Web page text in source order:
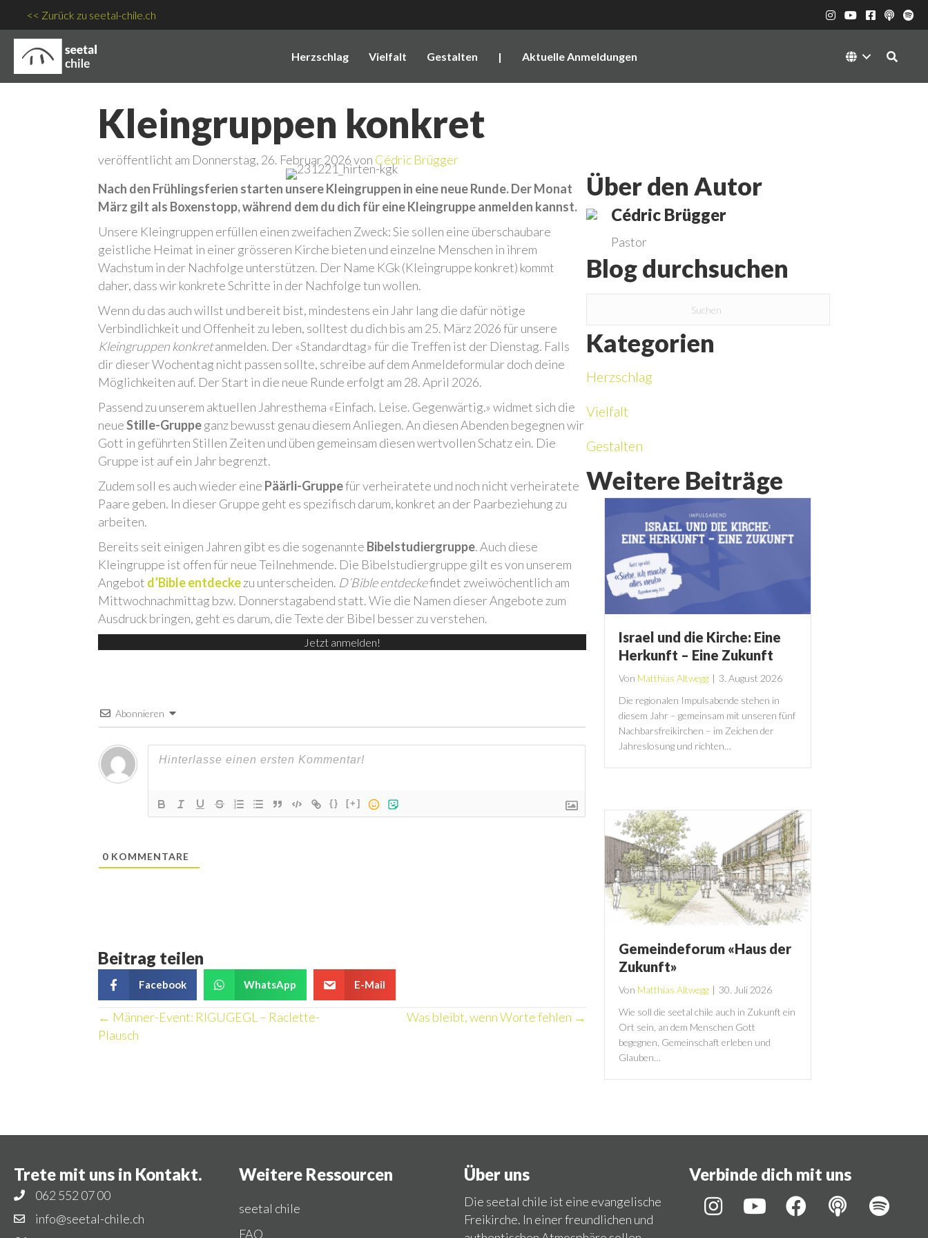
<< Zurück zu seetal-chile.ch
Herzschlag Vielfalt Gestalten | Aktuelle Anmeldungen
Kleingruppen konkret
veröffentlicht am Donnerstag, 26. Februar 2026 von Cédric Brügger
Nach den Frühlingsferien starten unsere Kleingruppen in eine neue Runde. Der Monat
März gilt als Boxenstopp, während dem du dich für eine Kleingruppe anmelden kannst.
Unsere Kleingruppen erfüllen einen zweifachen Zweck: Sie sollen eine überschaubare
geistliche Heimat in einer grösseren Kirche bieten und einzelne Menschen in ihrem
Wachstum in der Nachfolge unterstützen. Der Name KGk (Kleingruppe konkret) kommt
daher, dass wir konkrete Schritte in der Nachfolge tun wollen.
Wenn du das auch willst und bereit bist, mindestens ein Jahr lang die dafür nötige
Verbindlichkeit und Offenheit zu leben, solltest du dich bis am 25. März 2026 für unsere
Kleingruppen konkretanmelden. Der «Standardtag» für die Treffen ist der Dienstag. Falls
dir dieser Wochentag nicht passen sollte, schreibe auf dem Anmeldeformular doch deine
Möglichkeiten auf. Der Start in die neue Runde erfolgt am 28. April 2026.
Passend zu unserem aktuellen Jahresthema «Einfach. Leise. Gegenwärtig.» widmet sich die
neueStille-Gruppeganz bewusst genau diesem Anliegen. An diesen Abenden begegnen wir
Gott in geführten Stillen Zeiten und üben gemeinsam diesen wertvollen Schatz ein. Die
Gruppe ist auf ein Jahr begrenzt.
Zudem soll es auch wieder eine Päärli-Gruppefür verheiratete und noch nicht verheiratete
Paare geben. In dieser Gruppe geht es spezifisch darum, konkret an der Paarbeziehung zu
arbeiten.
Bereits seit einigen Jahren gibt es die sogenannte Bibelstudiergruppe. Auch diese
Kleingruppe ist offen für neue Teilnehmende. Die Bibelstudiergruppe gilt es von unserem
Angebot d’Bible entdeckezu unterscheiden. D’Bible entdeckefindet zweiwöchentlich am
Mittwochnachmittag bzw. Donnerstagabend statt. Wie die Namen dieser Angebote zum
Ausdruck bringen, geht es darum, die Texte der Bibel besser zu verstehen.
Jetzt anmelden!
Abonnieren
{} [+]
0 KOMMENTARE
Beitrag teilen
Facebook WhatsApp E-Mail
Posts
← Männer-Event: RIGUGEGL – Raclette-
Plausch
Was bleibt, wenn Worte fehlen →
Über den Autor
Cédric Brügger
Pastor
Blog durchsuchen
Kategorien
Herzschlag
Vielfalt
Gestalten
Weitere Beiträge
Israel und die Kirche: Eine
Herkunft – Eine Zukunft
Von Matthias Altwegg | 3. August 2026
Die regionalen Impulsabende stehen in
diesem Jahr – gemeinsam mit unseren fünf
Nachbarsfreikirchen – im Zeichen der
Jahreslosung und richten…
Gemeindeforum «Haus der
Zukunft»
Von Matthias Altwegg | 30. Juli 2026
Wie soll die seetal chile auch in Zukunft ein
Ort sein, an dem Menschen Gott
begegnen, Gemeinschaft erleben und
Glauben…
Trete mit uns in Kontakt.
062 552 07 00
info@seetal-chile.ch
Weitere Ressourcen
seetal chile
FAQ
Über uns
Die seetal chile ist eine evangelische
Freikirche. In einer freundlichen und
Verbinde dich mit uns